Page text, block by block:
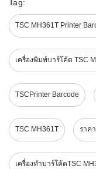
Tag:
TSC MH361T Printer
เครื่องพิมพ์บาร์โค้ด TSC
TSCPrinter Barcode
TSC MH361T ราค
เครื่องทำบาร์โค้ดTSC